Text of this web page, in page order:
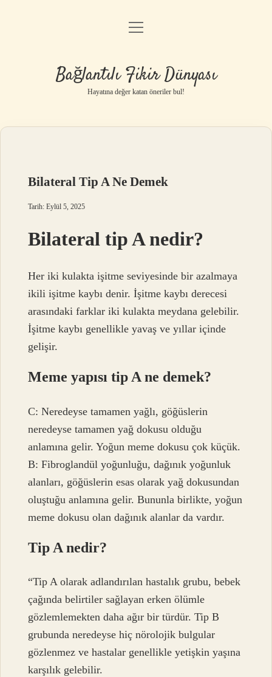
Anasayfa
Yasal Uyarı
menüyü
Bağlantılı Fikir Dünyası
Hayatına değer katan öneriler bul!
Bilateral Tip A Ne Demek
Tarih: Eylül 5, 2025
Bilateral tip A nedir?
Her iki kulakta işitme seviyesinde bir azalmaya
ikili işitme kaybı denir. İşitme kaybı derecesi
arasındaki farklar iki kulakta meydana gelebilir.
İşitme kaybı genellikle yavaş ve yıllar içinde
gelişir.
Meme yapısı tip A ne demek?
C: Neredeyse tamamen yağlı, göğüslerin
neredeyse tamamen yağ dokusu olduğu
anlamına gelir. Yoğun meme dokusu çok küçük.
B: Fibroglandül yoğunluğu, dağınık yoğunluk
alanları, göğüslerin esas olarak yağ dokusundan
oluştuğu anlamına gelir. Bununla birlikte, yoğun
meme dokusu olan dağınık alanlar da vardır.
Tip A nedir?
“Tip A olarak adlandırılan hastalık grubu, bebek
çağında belirtiler sağlayan erken ölümle
gözlemlemekten daha ağır bir türdür. Tip B
grubunda neredeyse hiç nörolojik bulgular
gözlenmez ve hastalar genellikle yetişkin yaşına
karşılık gelebilir.